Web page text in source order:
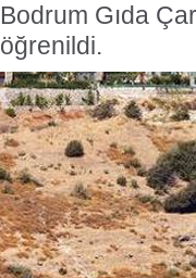
Bodrum Gıda
öğrenildi.